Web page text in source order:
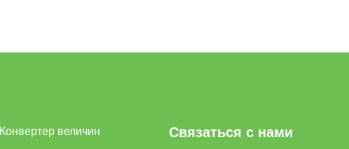
Конвертер величин Связаться с нами